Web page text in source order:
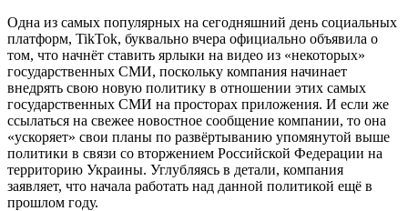
Одна из самых популярных на сегодняшний день социальных
платформ, TikTok, буквально вчера официально объявила о
том, что начнёт ставить ярлыки на видео из «некоторых»
государственных СМИ, поскольку компания начинает
внедрять свою новую политику в отношении этих самых
государственных СМИ на просторах приложения. И если же
ссылаться на свежее новостное сообщение компании, то она
«ускоряет» свои планы по развёртыванию упомянутой выше
политики в связи со вторжением Российской Федерации на
территорию Украины. Углубляясь в детали, компания
заявляет, что начала работать над данной политикой ещё в ​​
прошлом году.